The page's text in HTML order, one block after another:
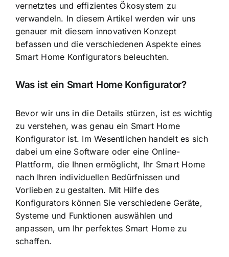
vernetztes und effizientes Ökosystem zu
verwandeln. In diesem Artikel werden wir uns
genauer mit diesem innovativen Konzept
befassen und die verschiedenen Aspekte eines
Smart Home Konfigurators beleuchten.
Was ist ein Smart Home Konfigurator?
Bevor wir uns in die Details stürzen, ist es wichtig
zu verstehen, was genau ein Smart Home
Konfigurator ist. Im Wesentlichen handelt es sich
dabei um eine Software oder eine Online-
Plattform, die Ihnen ermöglicht, Ihr Smart Home
nach Ihren individuellen Bedürfnissen und
Vorlieben zu gestalten. Mit Hilfe des
Konfigurators können Sie verschiedene Geräte,
Systeme und Funktionen auswählen und
anpassen, um Ihr perfektes Smart Home zu
schaffen.